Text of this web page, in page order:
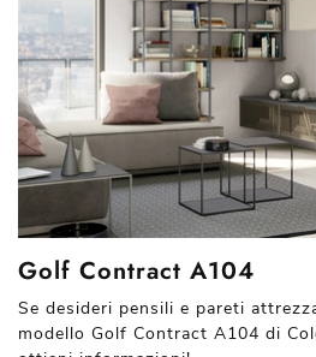
Golf Contract A104
Se desideri pensili e pareti
modello Golf Contract A104 di